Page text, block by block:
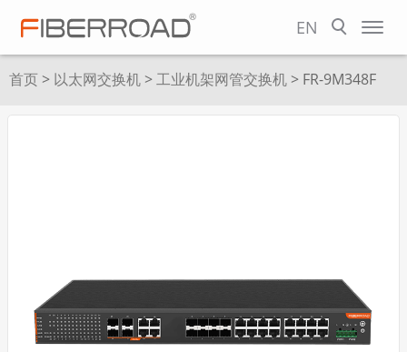
EN
首页> 以太网交换机>工业机架网管交换机> FR-9M348F